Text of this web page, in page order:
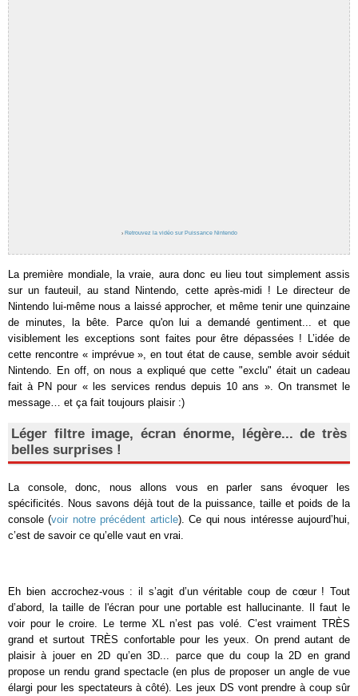
› Retrouvez la vidéo sur Puissance Nintendo
La première mondiale, la vraie, aura donc eu lieu tout simplement assis
sur un fauteuil, au stand Nintendo, cette après-midi ! Le directeur de
Nintendo lui-même nous a laissé approcher, et même tenir une quinzaine
de minutes, la bête. Parce qu'on lui a demandé gentiment... et que
visiblement les exceptions sont faites pour être dépassées ! L’idée de
cette rencontre « imprévue », en tout état de cause, semble avoir séduit
Nintendo. En off, on nous a expliqué que cette "exclu" était un cadeau
fait à PN pour « les services rendus depuis 10 ans ». On transmet le
message… et ça fait toujours plaisir :)
Léger filtre image, écran énorme, légère... de très
belles surprises !
La console, donc, nous allons vous en parler sans évoquer les
spécificités. Nous savons déjà tout de la puissance, taille et poids de la
console (voir notre précédent article). Ce qui nous intéresse aujourd’hui,
c’est de savoir ce qu’elle vaut en vrai.
Eh bien accrochez-vous : il s’agit d’un véritable coup de cœur ! Tout
d’abord, la taille de l'écran pour une portable est hallucinante. Il faut le
voir pour le croire. Le terme XL n’est pas volé. C’est vraiment TRÈS
grand et surtout TRÈS confortable pour les yeux. On prend autant de
plaisir à jouer en 2D qu’en 3D... parce que du coup la 2D en grand
propose un rendu grand spectacle (en plus de proposer un angle de vue
élargi pour les spectateurs à côté). Les jeux DS vont prendre à coup sûr